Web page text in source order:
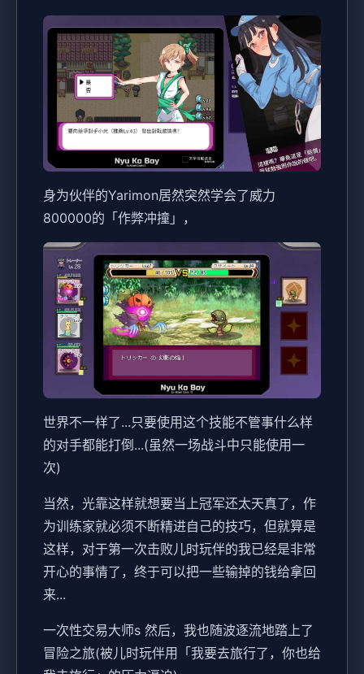
身为伙伴的Yarimon居然突然学会了威力
800000的「作弊冲撞」，
世界不一样了...只要使用这个技能不管事什么样
的对手都能打倒...(虽然一场战斗中只能使用一
次)
当然，光靠这样就想要当上冠军还太天真了，作
为训练家就必须不断精进自己的技巧，但就算是
这样，对于第一次击败儿时玩伴的我已经是非常
开心的事情了，终于可以把一些输掉的钱给拿回
来...
一次性交易大师s 然后，我也随波逐流地踏上了
冒险之旅(被儿时玩伴用「我要去旅行了，你也给